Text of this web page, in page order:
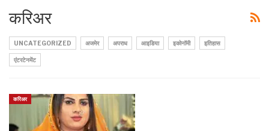
करिअर
UNCATEGORIZED अजमेर अपराध आइडिया इकोनॉमी इतिहास
एंटरटेनमेंट
करिअर